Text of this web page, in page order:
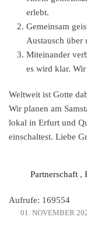
erlebt.
Gemeinsam
Austausch über
Miteinander
es wird klar.
Weltweit ist Gotte
Wir planen am
lokal in Erfurt und
einschaltest. Liebe
Partnerschaft ,
Aufrufe: 169554
01. NOVEMBER